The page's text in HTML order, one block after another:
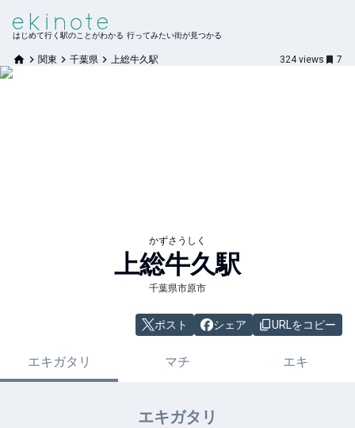
はじめて行く駅のことがわかる 行ってみたい街が見つかる
関東 千葉県 上総牛久駅 324 views 7
かずさうしく
上総牛久駅
千葉県市原市
ポスト シェア URLをコピー
エキガタリ マチ エキ
エキガタリ